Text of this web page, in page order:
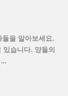
을 알아보세요.
있습니다. 양들의
…